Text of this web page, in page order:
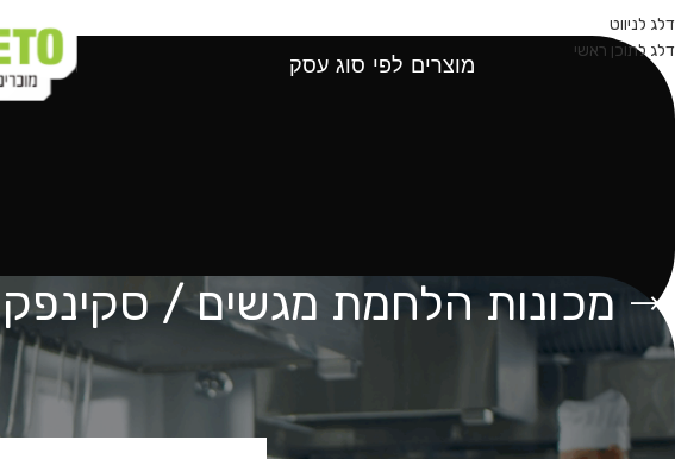
דלג לניווט
דלג לתוכן ראשי
מוצרים לפי סוג עסק
מכונות הלחמת מגשים / סקינפק
אטליז בתי קפה ובארים
עמוד הבית מכונות ואקום ואריזה